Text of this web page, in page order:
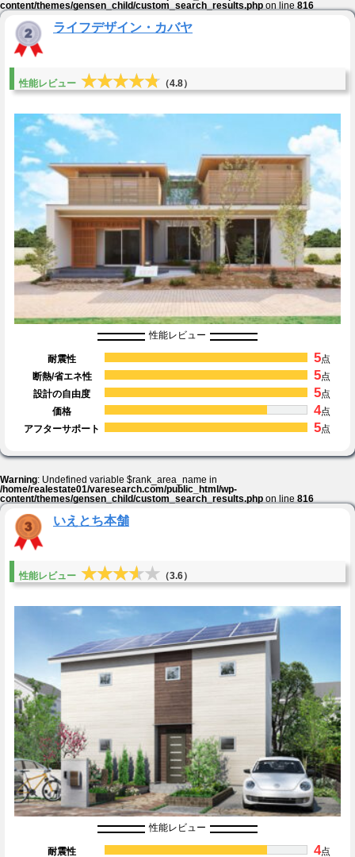
content/themes/gensen_child/custom_search_results.phpon line816
ライフデザイン・カバヤ
性能レビュー ★★★★★
★★★★★ （4.8）
性能レビュー
耐震性 5点
断熱/省エネ性
5点
設計の自由度
5点
価格
4点
アフターサポート
5点
Warning: Undefined variable $rank_area_name in
/home/realestate01/varesearch.com/public_html/wp-
content/themes/gensen_child/custom_search_results.php on line 816
いえとち本舗
性能レビュー ★★★★★
★★★★★ （3.6）
性能レビュー
耐震性 4点